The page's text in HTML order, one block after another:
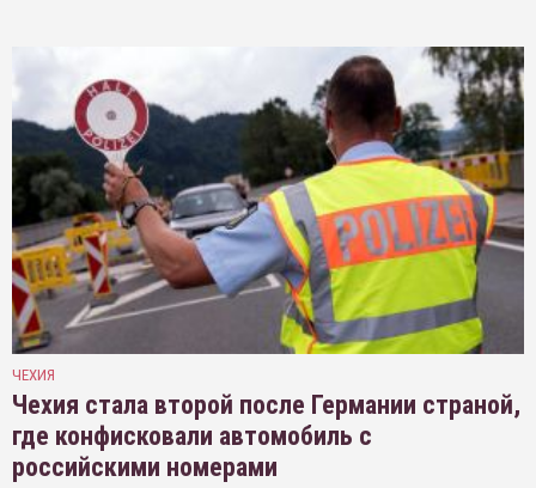
ЧЕХИЯ
Чехия стала второй после Германии страной,
где конфисковали автомобиль с
российскими номерами